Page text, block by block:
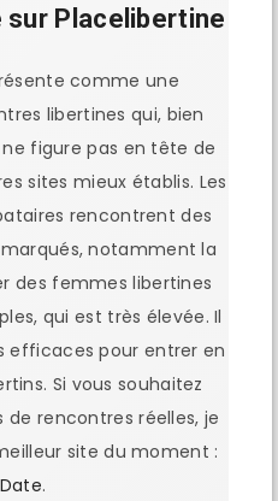
sur Placelibertine
comme une
libertines qui, bien
ne figure pas en tête de
sites mieux établis. Les
rencontrent des
notamment la
des femmes libertines
qui est très élevée. Il
efficaces pour entrer en
Si vous souhaitez
rencontres réelles, je
site du moment :
.